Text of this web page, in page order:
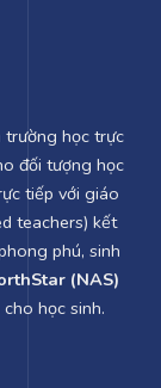
trường học trực
đối tượng học
tiếp với giáo
teachers) kết
phú, sinh
(NAS)
học sinh.